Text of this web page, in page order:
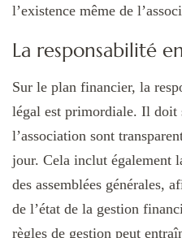
l’existence même de
La responsabilité
Sur le plan financier, la
légal est primordiale. Il doit
l’association sont
jour. Cela inclut également
des assemblées générales,
de l’état de la gestion
règles de gestion peut